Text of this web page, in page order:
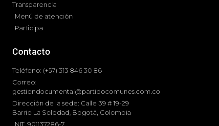
Transparencia
Menú de atención
Participa
Contacto
Teléfono: (+57) 313 846 30 86
Correo:
gestiondocumental@partidocomunes.com.co
Dirección de la sede: Calle 39 # 19-29
Barrio La Soledad, Bogotá, Colombia
NIT. 901137286-7